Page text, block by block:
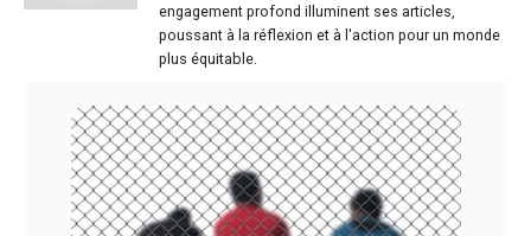
engagement profond illuminent ses articles,
poussant à la réflexion et à l'action pour un monde
plus équitable.